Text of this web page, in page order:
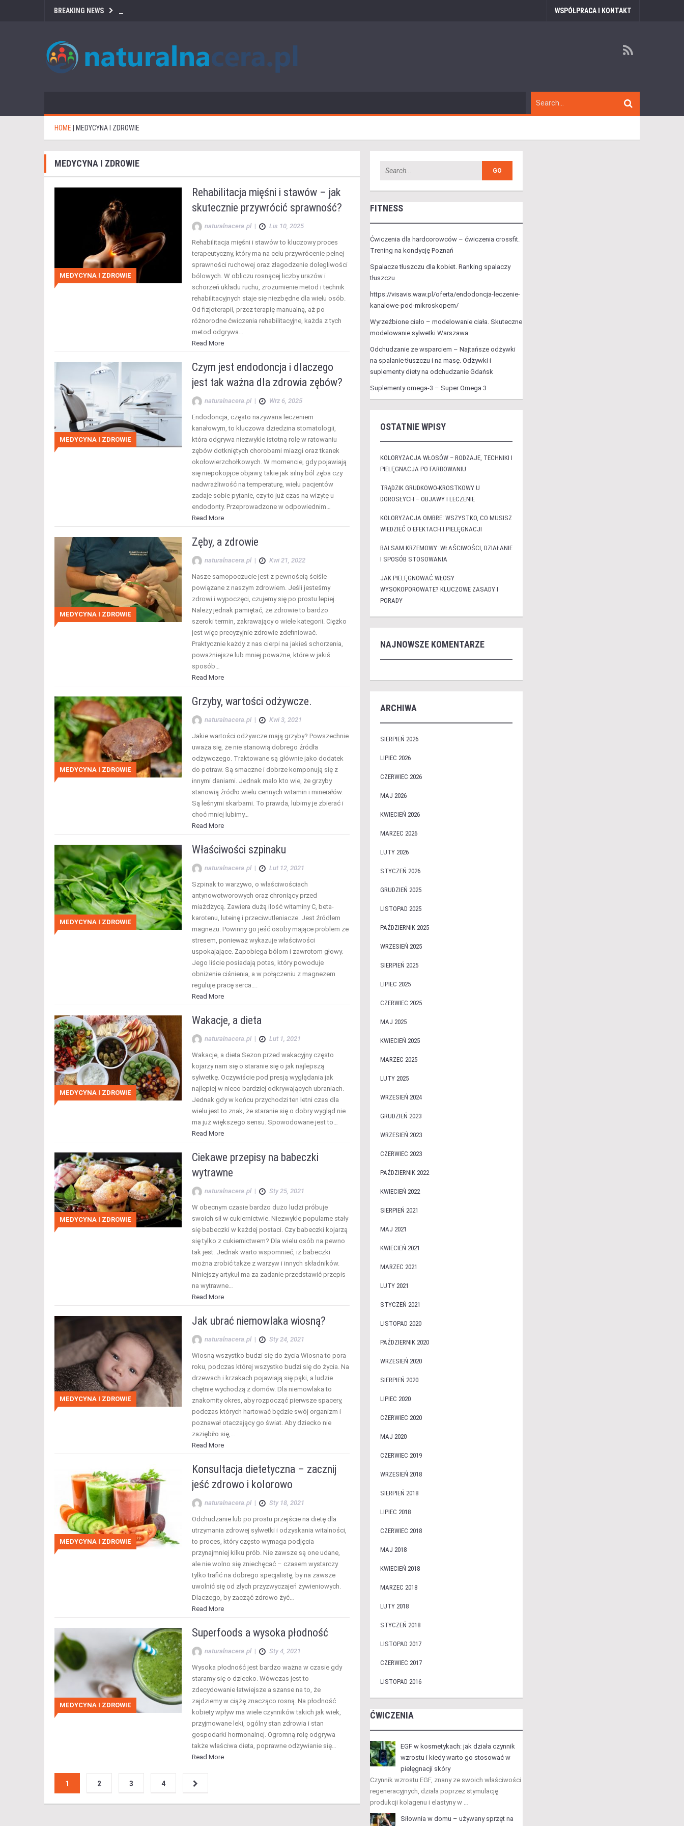
BREAKING NEWS WSPÓŁPRACA I KONTAKT
HOME MEDYCYNA I ZDROWIE
MEDYCYNA I ZDROWIE
MEDYCYNA I ZDROWIE
Rehabilitacja mięśni i stawów – jak
skutecznie przywrócić sprawność?
naturalnacera.pl | Lis 10, 2025
Rehabilitacja mięśni i stawów to kluczowy proces
terapeutyczny, który ma na celu przywrócenie pełnej
sprawności ruchowej oraz złagodzenie dolegliwości
bólowych. W obliczu rosnącej liczby urazów i
schorzeń układu ruchu, zrozumienie metod i technik
rehabilitacyjnych staje się niezbędne dla wielu osób.
Od fizjoterapii, przez terapię manualną, aż po
różnorodne ćwiczenia rehabilitacyjne, każda z tych
metod odgrywa…
Read More
MEDYCYNA I ZDROWIE
Czym jest endodoncja i dlaczego
jest tak ważna dla zdrowia zębów?
naturalnacera.pl | Wrz 6, 2025
Endodoncja, często nazywana leczeniem
kanałowym, to kluczowa dziedzina stomatologii,
która odgrywa niezwykle istotną rolę w ratowaniu
zębów dotkniętych chorobami miazgi oraz tkanek
okołowierzchołkowych. W momencie, gdy pojawiają
się niepokojące objawy, takie jak silny ból zęba czy
nadwrażliwość na temperaturę, wielu pacjentów
zadaje sobie pytanie, czy to już czas na wizytę u
endodonty. Przeprowadzone w odpowiednim…
Read More
MEDYCYNA I ZDROWIE
Zęby, a zdrowie
naturalnacera.pl | Kwi 21, 2022
Nasze samopoczucie jest z pewnością ściśle
powiązane z naszym zdrowiem. Jeśli jesteśmy
zdrowi i wypoczęci, czujemy się po prostu lepiej.
Należy jednak pamiętać, że zdrowie to bardzo
szeroki termin, zakrawający o wiele kategorii. Ciężko
jest więc precyzyjnie zdrowie zdefiniować.
Praktycznie każdy z nas cierpi na jakieś schorzenia,
poważniejsze lub mniej poważne, które w jakiś
sposób…
Read More
MEDYCYNA I ZDROWIE
Grzyby, wartości odżywcze.
naturalnacera.pl | Kwi 3, 2021
Jakie wartości odżywcze mają grzyby? Powszechnie
uważa się, że nie stanowią dobrego źródła
odżywczego. Traktowane są głównie jako dodatek
do potraw. Są smaczne i dobrze komponują się z
innymi daniami. Jednak mało kto wie, że grzyby
stanowią źródło wielu cennych witamin i minerałów.
Są leśnymi skarbami. To prawda, lubimy je zbierać i
choć mniej lubimy…
Read More
MEDYCYNA I ZDROWIE
Właściwości szpinaku
naturalnacera.pl | Lut 12, 2021
Szpinak to warzywo, o właściwościach
antynowotworowych oraz chroniący przed
miażdżycą. Zawiera dużą ilość witaminy C, beta-
karotenu, luteinę i przeciwutleniacze. Jest źródłem
magnezu. Powinny go jeść osoby mające problem ze
stresem, ponieważ wykazuje właściwości
uspokajające. Zapobiega bólom i zawrotom głowy.
Jego liście posiadają potas, który powoduje
obniżenie ciśnienia, a w połączeniu z magnezem
reguluje pracę serca….
Read More
MEDYCYNA I ZDROWIE
Wakacje, a dieta
naturalnacera.pl | Lut 1, 2021
Wakacje, a dieta Sezon przed wakacyjny często
kojarzy nam się o staranie się o jak najlepszą
sylwetkę. Oczywiście pod presją wyglądania jak
najlepiej w nieco bardziej odkrywających ubraniach.
Jednak gdy w końcu przychodzi ten letni czas dla
wielu jest to znak, że staranie się o dobry wygląd nie
ma już większego sensu. Spowodowane jest to…
Read More
MEDYCYNA I ZDROWIE
Ciekawe przepisy na babeczki
wytrawne
naturalnacera.pl | Sty 25, 2021
W obecnym czasie bardzo dużo ludzi próbuje
swoich sił w cukiernictwie. Niezwykle popularne stały
się babeczki w każdej postaci. Czy babeczki kojarzą
się tylko z cukiernictwem? Dla wielu osób na pewno
tak jest. Jednak warto wspomnieć, iż babeczki
można zrobić także z warzyw i innych składników.
Niniejszy artykuł ma za zadanie przedstawić przepis
na wytrawne…
Read More
MEDYCYNA I ZDROWIE
Jak ubrać niemowlaka wiosną?
naturalnacera.pl | Sty 24, 2021
Wiosną wszystko budzi się do życia Wiosna to pora
roku, podczas której wszystko budzi się do życia. Na
drzewach i krzakach pojawiają się pąki, a ludzie
chętnie wychodzą z domów. Dla niemowlaka to
znakomity okres, aby rozpocząć pierwsze spacery,
podczas których hartować będzie swój organizm i
poznawał otaczający go świat. Aby dziecko nie
zaziębiło się,…
Read More
MEDYCYNA I ZDROWIE
Konsultacja dietetyczna – zacznij
jeść zdrowo i kolorowo
naturalnacera.pl | Sty 18, 2021
Odchudzanie lub po prostu przejście na dietę dla
utrzymania zdrowej sylwetki i odzyskania witalności,
to proces, który często wymaga podjęcia
przynajmniej kilku prób. Nie zawsze są one udane,
ale nie wolno się zniechęcać – czasem wystarczy
tylko trafić na dobrego specjalistę, by na zawsze
uwolnić się od złych przyzwyczajeń żywieniowych.
Dlaczego, by zacząć zdrowo żyć…
Read More
MEDYCYNA I ZDROWIE
Superfoods a wysoka płodność
naturalnacera.pl | Sty 4, 2021
Wysoka płodność jest bardzo ważna w czasie gdy
staramy się o dziecko. Wówczas jest to
zdecydowanie łatwiejsze a szanse na to, że
zajdziemy w ciążę znacząco rosną. Na płodność
kobiety wpływ ma wiele czynników takich jak wiek,
przyjmowane leki, ogólny stan zdrowia i stan
gospodarki hormonalnej. Ogromną rolę odgrywa
także właściwa dieta, poprawne odżywianie się…
Read More
1 2 3 4
FITNESS
Ćwiczenia dla hardcorowców – ćwiczenia crossfit.
Trening na kondycję Poznań
Spalacze tłuszczu dla kobiet. Ranking spalaczy
tłuszczu
https://visavis.waw.pl/oferta/endodoncja-leczenie-
kanalowe-pod-mikroskopem/
Wyrzeźbione ciało – modelowanie ciała. Skuteczne
modelowanie sylwetki Warszawa
Odchudzanie ze wsparciem – Najtańsze odżywki
na spalanie tłuszczu i na masę. Odżywki i
suplementy diety na odchudzanie Gdańsk
Suplementy omega-3 – Super Omega 3
OSTATNIE WPISY
KOLORYZACJA WŁOSÓW – RODZAJE, TECHNIKI I
PIELĘGNACJA PO FARBOWANIU
TRĄDZIK GRUDKOWO-KROSTKOWY U
DOROSŁYCH – OBJAWY I LECZENIE
KOLORYZACJA OMBRE: WSZYSTKO, CO MUSISZ
WIEDZIEĆ O EFEKTACH I PIELĘGNACJI
BALSAM KRZEMOWY: WŁAŚCIWOŚCI, DZIAŁANIE
I SPOSÓB STOSOWANIA
JAK PIELĘGNOWAĆ WŁOSY
WYSOKOPOROWATE? KLUCZOWE ZASADY I
PORADY
NAJNOWSZE KOMENTARZE
ARCHIWA
SIERPIEŃ 2026
LIPIEC 2026
CZERWIEC 2026
MAJ 2026
KWIECIEŃ 2026
MARZEC 2026
LUTY 2026
STYCZEŃ 2026
GRUDZIEŃ 2025
LISTOPAD 2025
PAŹDZIERNIK 2025
WRZESIEŃ 2025
SIERPIEŃ 2025
LIPIEC 2025
CZERWIEC 2025
MAJ 2025
KWIECIEŃ 2025
MARZEC 2025
LUTY 2025
WRZESIEŃ 2024
GRUDZIEŃ 2023
WRZESIEŃ 2023
CZERWIEC 2023
PAŹDZIERNIK 2022
KWIECIEŃ 2022
SIERPIEŃ 2021
MAJ 2021
KWIECIEŃ 2021
MARZEC 2021
LUTY 2021
STYCZEŃ 2021
LISTOPAD 2020
PAŹDZIERNIK 2020
WRZESIEŃ 2020
SIERPIEŃ 2020
LIPIEC 2020
CZERWIEC 2020
MAJ 2020
CZERWIEC 2019
WRZESIEŃ 2018
SIERPIEŃ 2018
LIPIEC 2018
CZERWIEC 2018
MAJ 2018
KWIECIEŃ 2018
MARZEC 2018
LUTY 2018
STYCZEŃ 2018
LISTOPAD 2017
CZERWIEC 2017
LISTOPAD 2016
ĆWICZENIA
EGF w kosmetykach: jak działa czynnik
wzrostu i kiedy warto go stosować w
pielęgnacji skóry
Czynnik wzrostu EGF, znany ze swoich właściwości
regeneracyjnych, działa poprzez stymulację
produkcji kolagenu i elastyny w …
Siłownia w domu – używany sprzęt na